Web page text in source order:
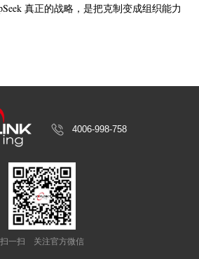
真正的战略，是把克制变成组织能力
4006-998-758
扫一扫 关注官方微信